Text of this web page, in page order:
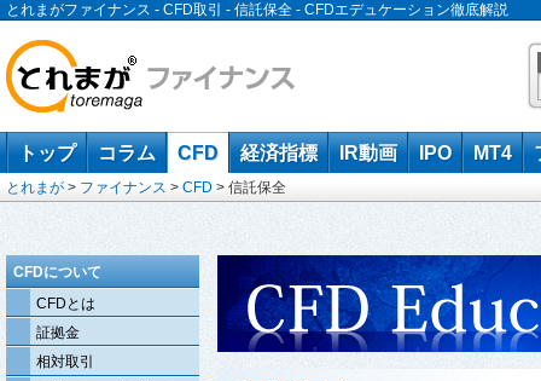
とれまがファイナンス - CFD取引 - 信託保全 - CFDエデュケーション徹底解説
トップ コラム CFD 経済指標 IR動画 IPO MT4
とれまが > ファイナンス > CFD > 信託保全
CFDについて
CFDとは
証拠金
相対取引